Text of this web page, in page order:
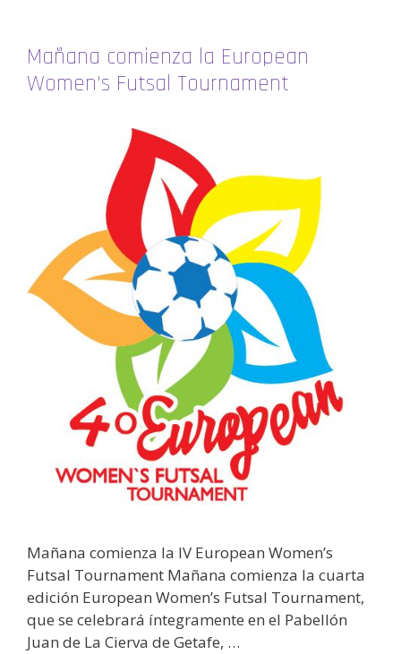
Mañana comienza la European
Women’s Futsal Tournament
Mañana comienza la IV European Women’s
Futsal Tournament Mañana comienza la cuarta
edición European Women’s Futsal Tournament,
que se celebrará íntegramente en el Pabellón
Juan de La Cierva de Getafe, …